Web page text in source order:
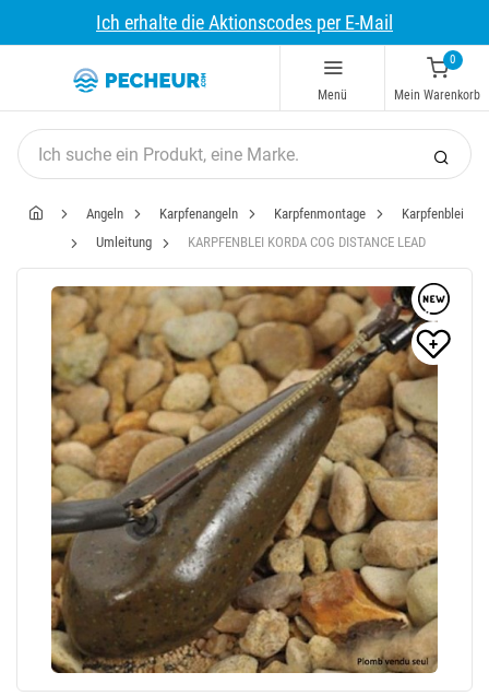
Ich erhalte die Aktionscodes per E-Mail
Menü
0
Mein Warenkorb
Angeln Karpfenangeln Karpfenmontage
Karpfenblei
Umleitung
KARPFENBLEI KORDA COG DISTANCE LEAD